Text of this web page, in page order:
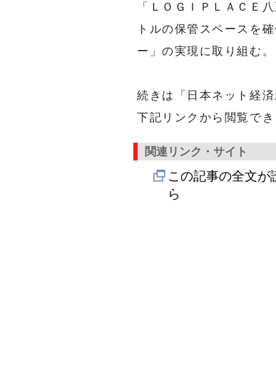
「ＬＯＧＩＰＬＡＣＥ
トルの保管スペースを
ー」の実現に取り組む。
続きは「日本ネット経
下記リンクから閲覧でき
関連リンク・サイト
この記事の全文が
ら